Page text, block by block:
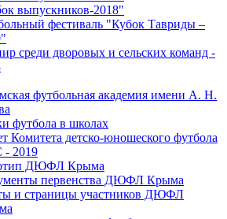
выпускников-2018"
фестиваль "Кубок Тавриды –
среди дворовых и сельских команд -
футбольная академия имени А. Н.
футбола в школах
Комитета детско-юношеского футбола
2019
ДЮФЛ Крыма
первенства ДЮФЛ Крыма
и страницы участников ДЮФЛ